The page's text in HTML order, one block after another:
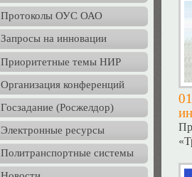
Протоколы ОУС ОАО
Запросы на инновации
Приоритетные темы НИР
Организация конференций
Госзадание (Росжелдор)
Электронные ресурсы
Политранспортные системы